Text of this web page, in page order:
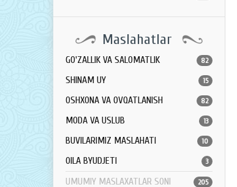
Maslahatlar
GO'ZALLIK VA SALOMATLIK 82
SHINAM UY 15
OSHXONA VA OVQATLANISH 82
MODA VA USLUB 13
BUVILARIMIZ MASLAHATI 10
OILA BYUDJETI 3
UMUMIY MASLAXATLAR SONI 205